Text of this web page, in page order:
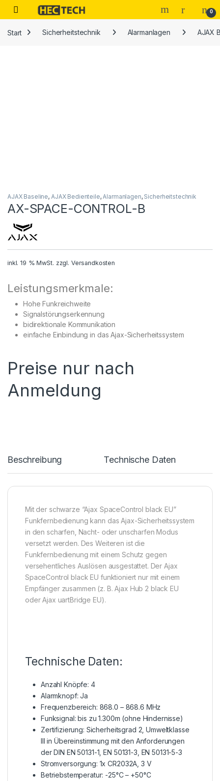
Open 0
Start Sicherheitstechnik Alarmanlagen AJAX
AJAX Baseline, AJAX Bedienteile,Alarmanlagen, Sicherheitstechnik
AX-SPACE-CONTROL-B
inkl. 19 % MwSt. zzgl. Versandkosten
Leistungsmerkmale:
Hohe Funkreichweite
Signalstörungserkennung
bidirektionale Kommunikation
einfache Einbindung in das Ajax-Sicherheitssystem
Preise nur nach
Anmeldung
Beschreibung Technische Daten
Mit der schwarze “Ajax SpaceControl black EU”
Funkfernbedienung kann das Ajax-Sicherheitssystem
in den scharfen, Nacht- oder unscharfen Modus
versetzt werden. Des Weiteren ist die
Funkfernbedienung mit einem Schutz gegen
versehentliches Auslösen ausgestattet. Der Ajax
SpaceControl black EU funktioniert nur mit einem
Empfänger zusammen (z. B. Ajax Hub 2 black EU
oder Ajax uartBridge EU).
Technische Daten:
Anzahl Knöpfe: 4
Alarmknopf: Ja
Frequenzbereich: 868.0 – 868.6 MHz
Funksignal: bis zu 1.300m (ohne Hindernisse)
Zertifizierung: Sicherheitsgrad 2, Umweltklasse
III in Übereinstimmung mit den Anforderungen
der DIN EN 50131-1, EN 50131-3, EN 50131-5-3
Stromversorgung: 1x CR2032A, 3 V
Betriebstemperatur: -25°C – +50°C